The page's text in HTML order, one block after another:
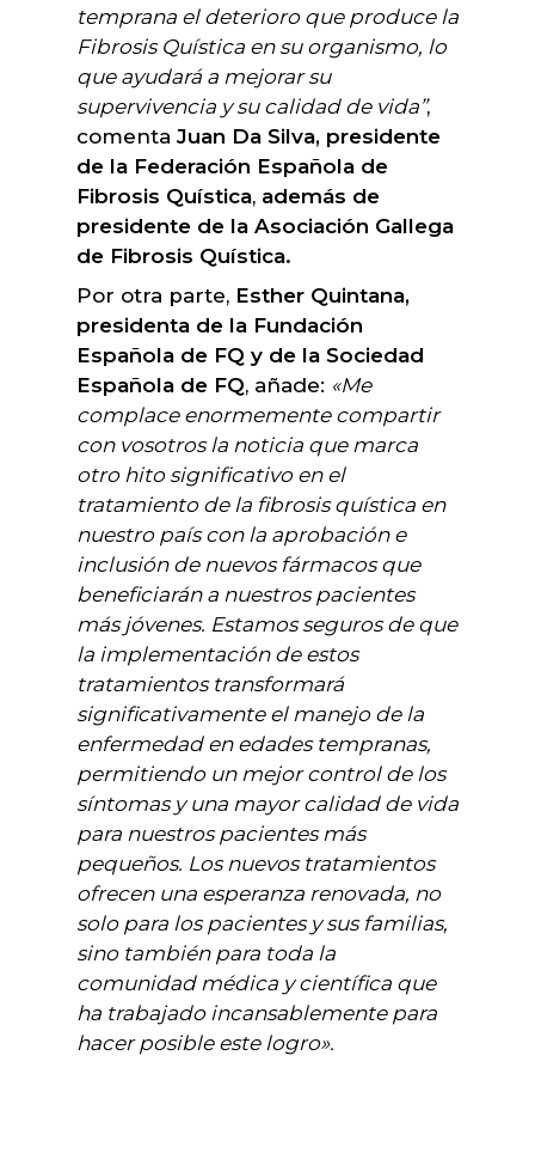
temprana el deterioro que produce la
Fibrosis Quística en su organismo, lo
que ayudará a mejorar su
supervivencia y su calidad de vida”,
comenta Juan Da Silva, presidente
de la Federación Española de
Fibrosis Quística, además de
presidente de la Asociación Gallega
de Fibrosis Quística.
Por otra parte, Esther Quintana,
presidenta de la Fundación
Española de FQ y de la Sociedad
Española de FQ, añade: «Me
complace enormemente compartir
con vosotros la noticia que marca
otro hito significativo en el
tratamiento de la fibrosis quística en
nuestro país con la aprobación e
inclusión de nuevos fármacos que
beneficiarán a nuestros pacientes
más jóvenes. Estamos seguros de que
la implementación de estos
tratamientos transformará
significativamente el manejo de la
enfermedad en edades tempranas,
permitiendo un mejor control de los
síntomas y una mayor calidad de vida
para nuestros pacientes más
pequeños. Los nuevos tratamientos
ofrecen una esperanza renovada, no
solo para los pacientes y sus familias,
sino también para toda la
comunidad médica y científica que
ha trabajado incansablemente para
hacer posible este logro».